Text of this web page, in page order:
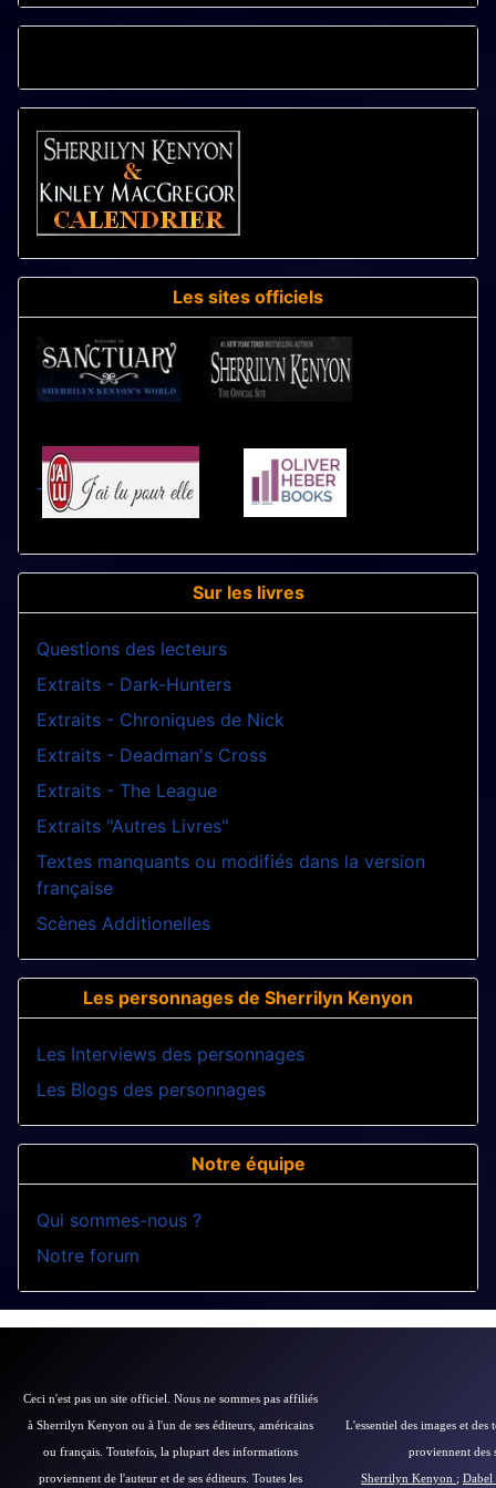
Les sites officiels
Sur les livres
Questions des lecteurs
Extraits - Dark-Hunters
Extraits - Chroniques de Nick
Extraits - Deadman's Cross
Extraits - The League
Extraits "Autres Livres"
Textes manquants ou modifiés dans la version
française
Scènes Additionelles
Les personnages de Sherrilyn Kenyon
Les Interviews des personnages
Les Blogs des personnages
Notre équipe
Qui sommes-nous ?
Notre forum
Ceci n'est pas un site officiel. Nous ne sommes pas affiliés
à Sherrilyn Kenyon ou à l'un de ses éditeurs, américains
ou français. Toutefois, la plupart des informations
proviennent de l'auteur et de ses éditeurs. Toutes les
L'essentiel des images et
proviennent des
Sherrilyn Kenyon ; Dabel